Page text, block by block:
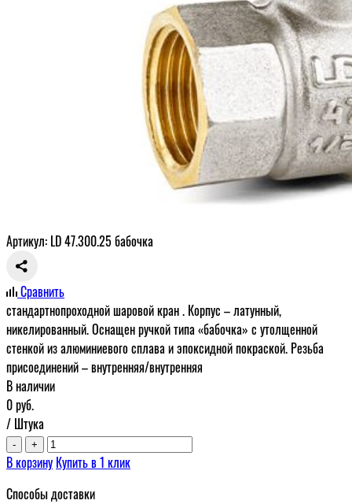
Артикул: LD 47.300.25 бабочка
Сравнить
стандартнопроходной шаровой кран . Корпус – латунный,
никелированный. Оснащен ручкой типа «бабочка» с утолщенной
стенкой из алюминиевого сплава и эпоксидной покраской. Резьба
присоединений – внутренняя/внутренняя
В наличии
0руб.
/ Штука
- +
В корзину Купить в 1 клик
Способы доставки